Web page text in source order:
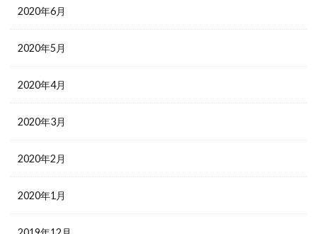
2020年6月
2020年5月
2020年4月
2020年3月
2020年2月
2020年1月